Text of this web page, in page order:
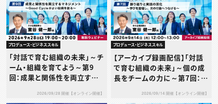
プロデュース・ビジネススキル
「対話で育む組織の未来」～チ
ーム・組織を育てよう～第9
回：成果と関係性を両立する
がよい組織を創る～
2026/09/28 開催【オンライン開催】
プロデュース・ビジネススキル
【アーカイブ録画配信】「対話
で育む組織の未来」～個の成
長をチームの力に～第7回：振
整理し、次の行動へつなげ
2026/09/14 開催【オンライン開催】